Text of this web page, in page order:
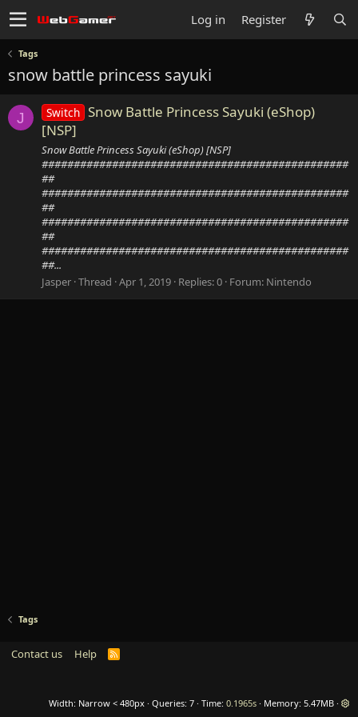
Log in Register
Tags
snow battle princess sayuki
J Switch Snow Battle Princess Sayuki (eShop)
[NSP]
Snow Battle Princess Sayuki (eShop) [NSP]
################################################
##
################################################
##
################################################
##
################################################
##...
Jasper Thread Apr 1, 2019 Replies: 0 Forum: Nintendo
Tags
Contact us Help
R
Width Queries 7 Time 0.1965s Memory 5.47MB